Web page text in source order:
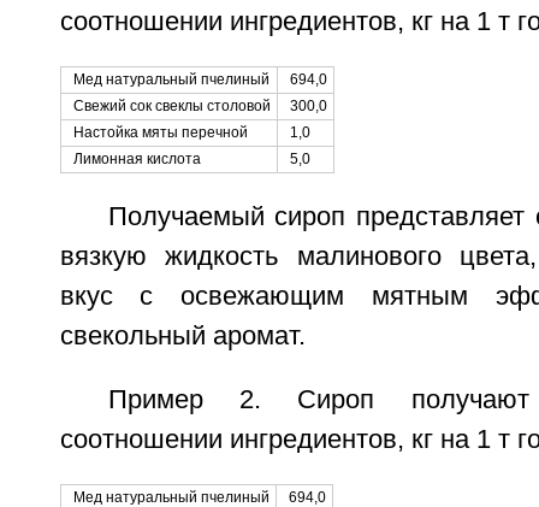
соотношении ингредиентов, кг на 1 т
Мед натуральный пчелиный
694,0
Свежий сок свеклы столовой
300,0
Настойка мяты перечной
1,0
Лимонная кислота
5,0
Получаемый сироп представляет
вязкую жидкость малинового
вкус с освежающим мятным
свекольный аромат.
Пример 2. Сироп
соотношении ингредиентов, кг на 1 т
Мед натуральный пчелиный
694,0